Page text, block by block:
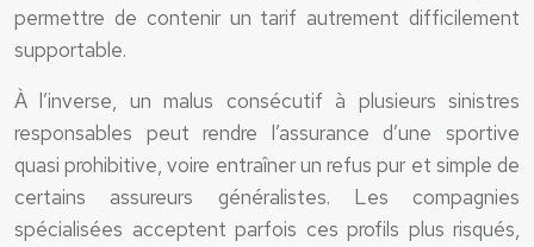
permettre de contenir un tarif autrement difficilement
supportable.
À l’inverse, un malus consécutif à plusieurs sinistres
responsables peut rendre l’assurance d’une sportive
quasi prohibitive, voire entraîner un refus pur et simple de
certains assureurs généralistes. Les compagnies
spécialisées acceptent parfois ces profils plus risqués,